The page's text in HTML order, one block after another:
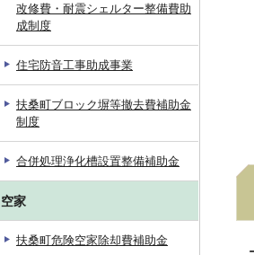
改修費・耐震シェルター整備費助
成制度
住宅防音工事助成事業
扶桑町ブロック塀等撤去費補助金
制度
合併処理浄化槽設置整備補助金
空家
扶桑町危険空家除却費補助金